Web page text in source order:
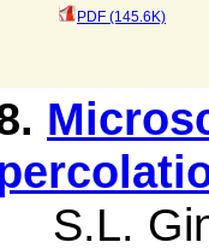
PDF (145.6K)
S.L.